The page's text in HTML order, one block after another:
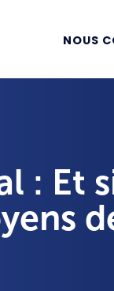
NOUS
: Et